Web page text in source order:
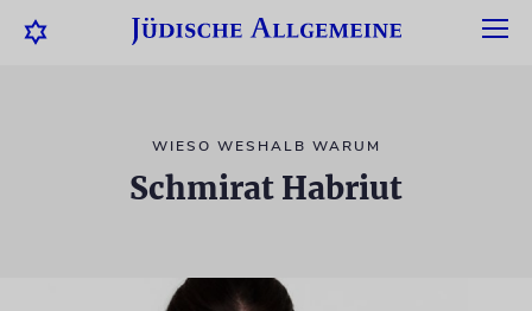
WIESO WESHALB WARUM
Schmirat Habriut